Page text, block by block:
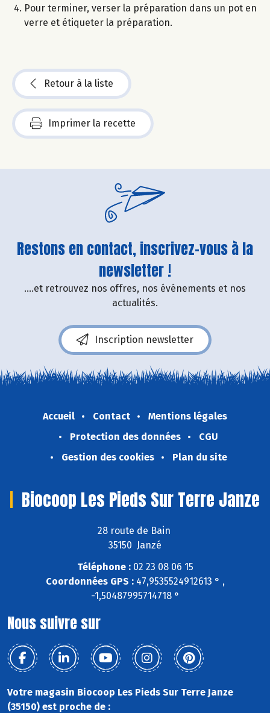
Pour terminer, verser la préparation dans un pot en
verre et étiqueter la préparation.
Retour à la liste
Imprimer la recette
Restons en contact, inscrivez-vous à la
newsletter !
....et retrouvez nos offres, nos événements et nos
actualités.
Inscription newsletter
Accueil Contact
Mentions légales
Protection des données
CGU
Gestion des cookies
Plan du site
Biocoop Les Pieds Sur Terre Janze
28 route de Bain
35150 Janzé
Téléphone :02 23 08 06 15
Coordonnées GPS :47,9535524912613 ° ,
-1,50487995714718 °
Nous suivre sur
Votre magasin Biocoop Les Pieds Sur Terre Janze
(35150) est proche de :